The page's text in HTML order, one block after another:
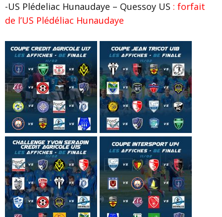
-US Plédeliac Hunaudaye – Quessoy US : forfait
de l’US Plédéliac Hunaudaye